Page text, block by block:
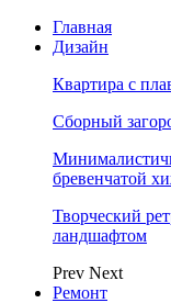
Главная
Дизайн
Квартира с
Сборный
бревенчатой
Творческий
ландшафтом
Prev Next
Ремонт